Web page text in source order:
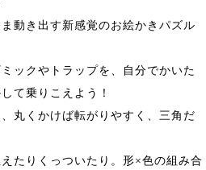
動き出す新感覚のお絵かきパズル
ックやトラップを、自分でかいた
て乗りこえよう！
丸くかけば転がりやすく、三角だ
たりくっついたり。形×色の組み合